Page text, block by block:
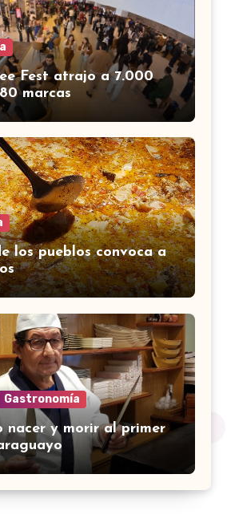
Fest atrajo a 7.000
marcas
los pueblos convoca a
Gastronomía
nacer y morir al primer